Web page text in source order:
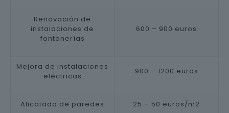
Renovación de
instalaciones de
fontanerías
600 – 900 euros
Mejora de instalaciones
eléctricas
900 – 1200 euros
Alicatado de paredes 25 – 50 euros/m2